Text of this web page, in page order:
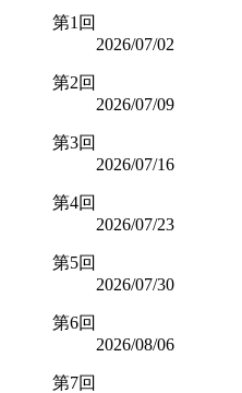
第1回
2026/07/02
第2回
2026/07/09
第3回
2026/07/16
第4回
2026/07/23
第5回
2026/07/30
第6回
2026/08/06
第7回